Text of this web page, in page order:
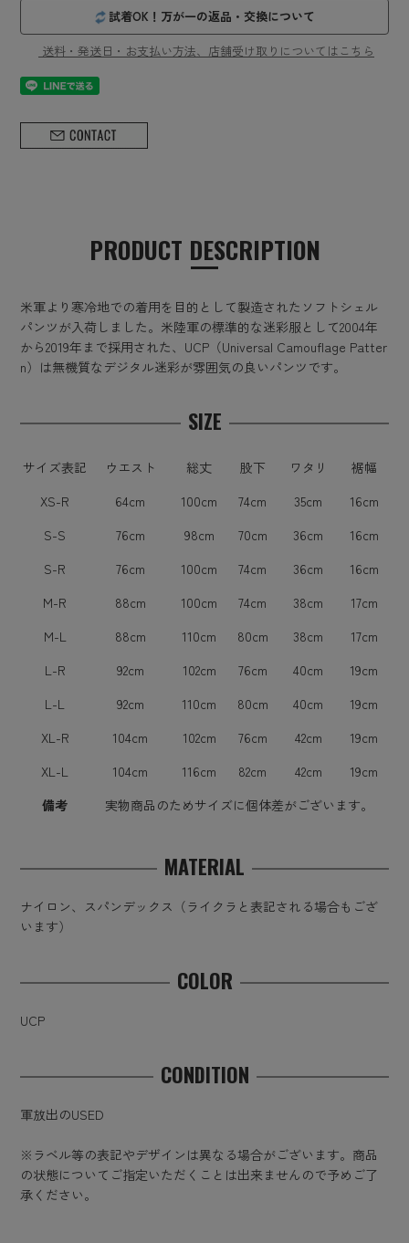
試着OK！万が一の返品・交換について
送料・発送日・お支払い方法、店舗受け取りについてはこちら
PRODUCT DESCRIPTION
米軍より寒冷地での着用を目的として製造されたソフトシェル
パンツが入荷しました。米陸軍の標準的な迷彩服として2004年
から2019年まで採用された、UCP（Universal Camouflage Patter
n）は無機質なデジタル迷彩が雰囲気の良いパンツです。
SIZE
サイズ表記 ウエスト 総丈 股下 ワタリ
裾幅
XS-R
64cm 100cm 74cm 35cm
16cm
S-S
76cm 98cm 70cm 36cm
16cm
S-R
76cm 100cm 74cm 36cm
16cm
M-R
88cm 100cm 74cm 38cm
17cm
M-L
88cm 110cm 80cm 38cm
17cm
L-R
92cm 102cm 76cm 40cm
19cm
L-L
92cm 110cm 80cm 40cm
19cm
XL-R
104cm 102cm 76cm 42cm
19cm
XL-L
104cm 116cm 82cm 42cm
19cm
備考
実物商品のためサイズに個体差がございます。
MATERIAL
ナイロン、スパンデックス（ライクラと表記される場合もござ
います）
COLOR
UCP
CONDITION
軍放出のUSED
※ラベル等の表記やデザインは異なる場合がございます。商品
の状態についてご指定いただくことは出来ませんので予めご了
承ください。